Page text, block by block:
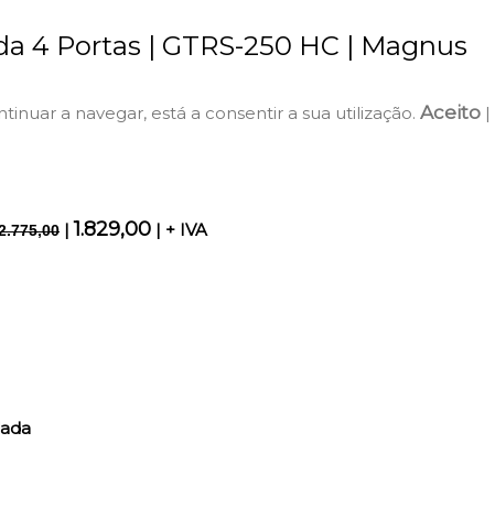
4 Portas | GTRS-250 HC | Magnus
a navegar, está a consentir a sua utilização. Aceito |
|1.829,00 | + IVA